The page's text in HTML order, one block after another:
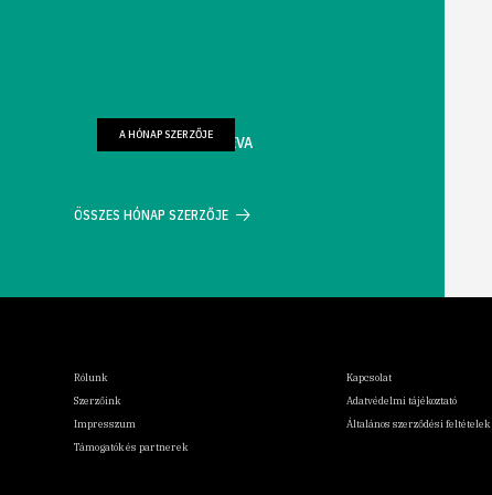
FARKAS WELLMANN ÉVA
A HÓNAP SZERZŐJE
ÖSSZES HÓNAP SZERZŐJE
Rólunk
Szerzőink
Impresszum
Támogatók és partnerek
Kapcsolat
Adatvédelmi tájékoztató
Általános szerződési feltételek